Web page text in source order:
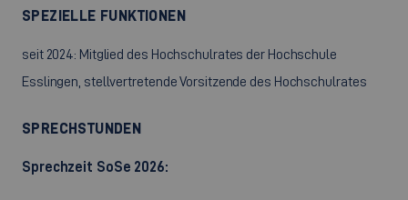
SPEZIELLE FUNKTIONEN
seit 2024: Mitglied des Hochschulrates der Hochschule
Esslingen, stellvertretende Vorsitzende des Hochschulrates
SPRECHSTUNDEN
Sprechzeit SoSe 2026: